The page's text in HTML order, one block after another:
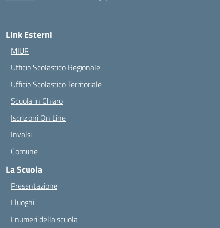
Link Esterni
MIUR
Ufficio Scolastico Regionale
Ufficio Scolastico Territoriale
Scuola in Chiaro
Iscrizioni On Line
Invalsi
Comune
La Scuola
Presentazione
I luoghi
I numeri della scuola